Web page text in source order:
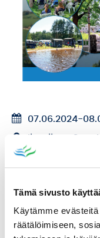
Tämä sivusto
Käytämme
räätälöimiseen,
07.06.2024-
Ikaalinen Spa,
Sijainti kartalla
Katso